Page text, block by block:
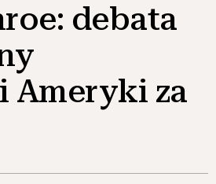
debata
Ameryki za